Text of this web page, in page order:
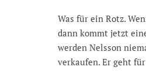
Was für ein Rotz.
dann kommt jetzt
werden Nelsson
verkaufen. Er geht